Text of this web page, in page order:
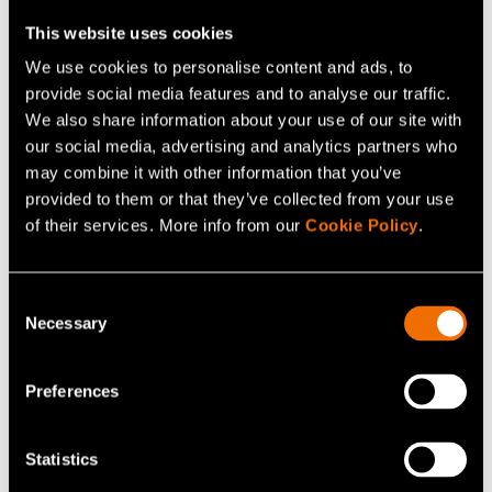
This website uses cookies
We use cookies to personalise content and ads, to
provide social media features and to analyse our traffic.
We also share information about your use of our site with
our social media, advertising and analytics partners who
may combine it with other information that you’ve
provided to them or that they’ve collected from your use
of their services. More info from our Cookie Policy.
Selection
Necessary
Preferences
Statistics
White paper: Läpi kuolemanlaakson − Mistä Suomi
kasvaa?
Asiakastarina: Case: Dispelix – Yhteiskäyttöinen
puhdastila edistää AR-valojohteiden T&K-työtä